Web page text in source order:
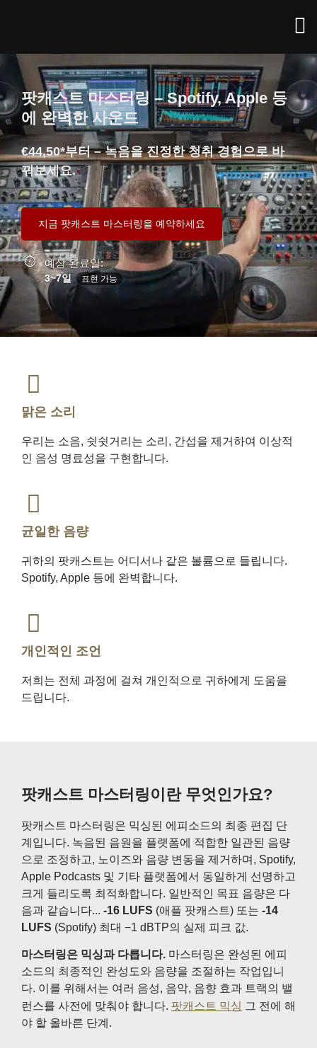
팟캐스트 마스터링 – Spotify, Apple 등
에 완벽한 사운드
€44,50*부터 – 녹음을 진정한 청취 경험으로 바
꿔보세요.
지금 팟캐스트 마스터링을 예약하세요
예상 완료일:
3~7일 표현 가능
맑은 소리
우리는 소음, 쉿쉿거리는 소리, 간섭을 제거하여 이상적
인 음성 명료성을 구현합니다.
균일한 음량
귀하의 팟캐스트는 어디서나 같은 볼륨으로 들립니다.
Spotify, Apple 등에 완벽합니다.
개인적인 조언
저희는 전체 과정에 걸쳐 개인적으로 귀하에게 도움을
드립니다.
팟캐스트 마스터링이란 무엇인가요?
팟캐스트 마스터링은 믹싱된 에피소드의 최종 편집 단
계입니다. 녹음된 음원을 플랫폼에 적합한 일관된 음량
으로 조정하고, 노이즈와 음량 변동을 제거하며, Spotify,
Apple Podcasts 및 기타 플랫폼에서 동일하게 선명하고
크게 들리도록 최적화합니다. 일반적인 목표 음량은 다
음과 같습니다... -16 LUFS (애플 팟캐스트) 또는 -14
LUFS (Spotify) 최대 −1 dBTP의 실제 피크 값.
마스터링은 믹싱과 다릅니다. 마스터링은 완성된 에피
소드의 최종적인 완성도와 음량을 조절하는 작업입니
다. 이를 위해서는 여러 음성, 음악, 음향 효과 트랙의 밸
런스를 사전에 맞춰야 합니다. 팟캐스트 믹싱 그 전에 해
야 할 올바른 단계.